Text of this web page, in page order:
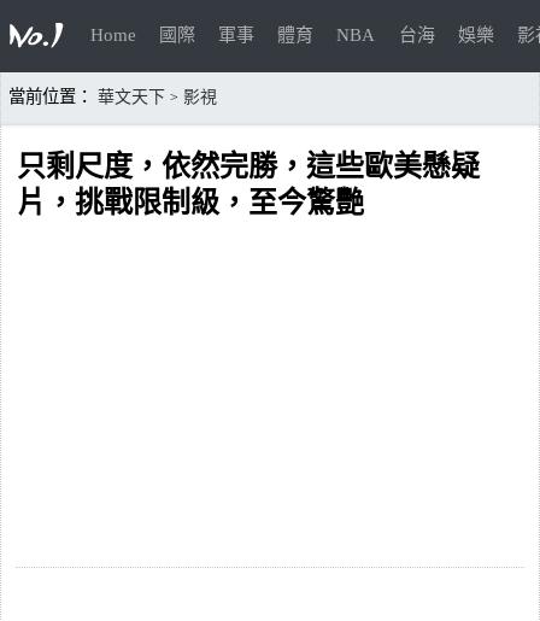
Home 國際 軍事 體育 NBA 台海 娛樂 影
當前位置： 華文天下 > 影視
只剩尺度，依然完勝，這些歐美懸疑
片，挑戰限制級，至今驚艷